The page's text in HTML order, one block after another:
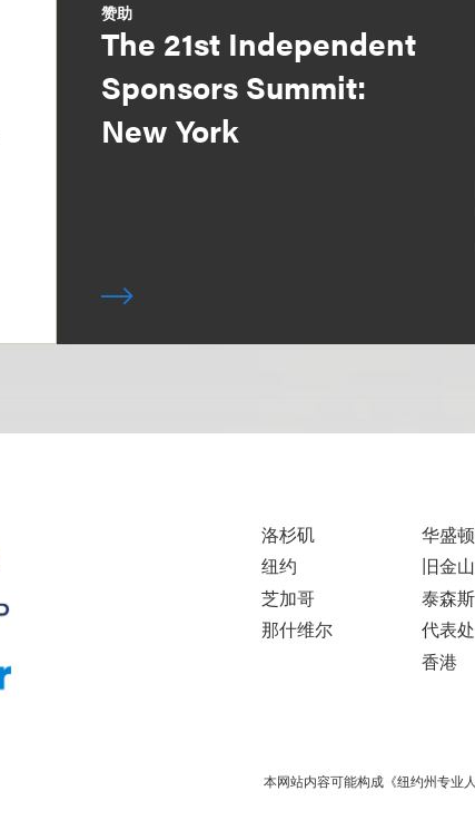
赞助
The 21st Independent
Sponsors Summit:
New York
洛杉矶
纽约
芝加哥
那什维尔
华盛
旧金山
泰森斯
代表处
香港
本网站内容可能构成《纽约州专业